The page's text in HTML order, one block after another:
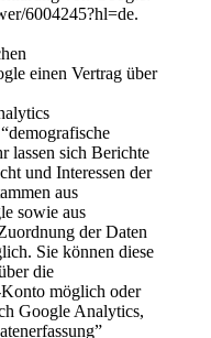
6004245?hl=de.
einen Vertrag über
lassen sich Berichte
und Interessen der
aus
sowie aus
der Daten
Sie können diese
die
möglich oder
Google Analytics,